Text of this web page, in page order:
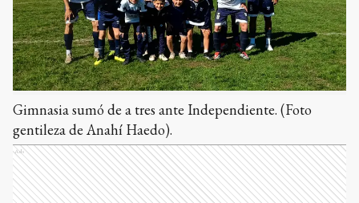
Gimnasia sumó de a tres ante Independiente. (Foto
gentileza de Anahí Haedo).
Ads